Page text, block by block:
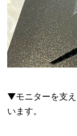
▼モニターを支
います。